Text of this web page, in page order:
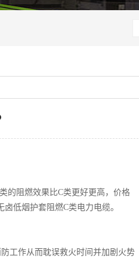
的阻燃效果比C类更好更高，价格
低烟护套阻燃C类电力电缆。
工作从而耽误救火时间并加剧火势